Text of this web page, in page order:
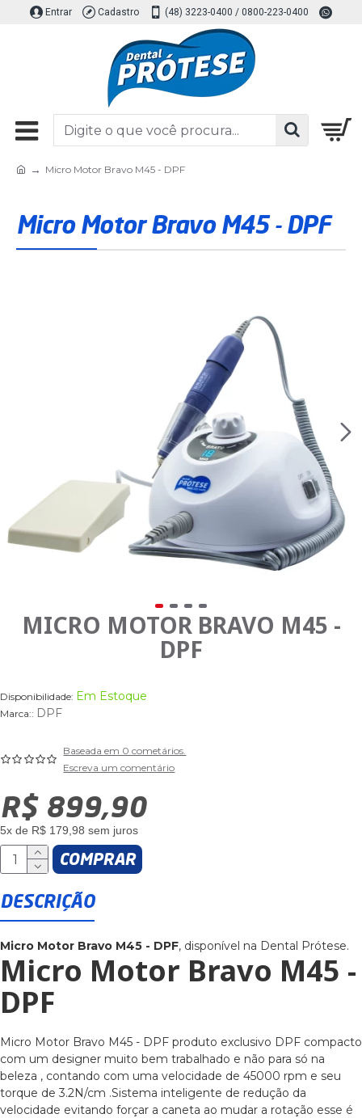
Entrar Cadastro (48) 3223-0400 / 0800-223-0400
Micro Motor Bravo M45 - DPF
Micro Motor Bravo M45 - DPF
MICRO MOTOR BRAVO M45 -
DPF
Disponibilidade: Em Estoque
Marca:: DPF
Baseada em 0 cometários.
Escreva um comentário
R$ 899,90
5x de R$ 179,98 sem juros
COMPRAR
DESCRIÇÃO
Micro Motor Bravo M45 - DPF, disponível na Dental Prótese.
Micro Motor Bravo M45 -
DPF
Micro Motor Bravo M45 - DPF produto exclusivo DPF compacto
com um designer muito bem trabalhado e não para só na
beleza , contando com uma velocidade de 45000 rpm e seu
torque de 3.2N/cm .Sistema inteligente de redução da
velocidade evitando forçar a caneta ao mudar a rotação esse é